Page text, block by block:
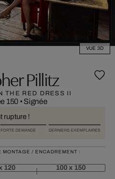
VUE 3D
Pillitz
THE RED DRESS II
150 • Signée
rupture !
FORTE DEMANDE DERNIERS EXEMPLAIRES
/ ENCADREMENT :
120 100 x 150